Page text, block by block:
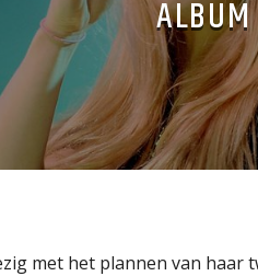
ALBUM
met het plannen van haar